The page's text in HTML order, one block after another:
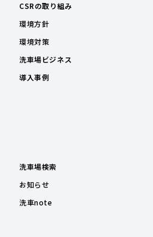
CSRの取り組み
環境方針
環境対策
洗車場ビジネス
導入事例
洗車場検索
お知らせ
洗車note